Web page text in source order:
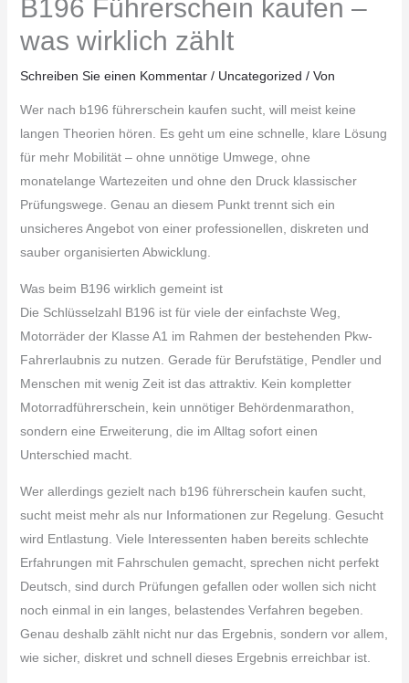
B196 Führerschein kaufen –
was wirklich zählt
Schreiben Sie einen Kommentar / Uncategorized / Von
Wer nach b196 führerschein kaufen sucht, will meist keine
langen Theorien hören. Es geht um eine schnelle, klare Lösung
für mehr Mobilität – ohne unnötige Umwege, ohne
monatelange Wartezeiten und ohne den Druck klassischer
Prüfungswege. Genau an diesem Punkt trennt sich ein
unsicheres Angebot von einer professionellen, diskreten und
sauber organisierten Abwicklung.
Was beim B196 wirklich gemeint ist
Die Schlüsselzahl B196 ist für viele der einfachste Weg,
Motorräder der Klasse A1 im Rahmen der bestehenden Pkw-
Fahrerlaubnis zu nutzen. Gerade für Berufstätige, Pendler und
Menschen mit wenig Zeit ist das attraktiv. Kein kompletter
Motorradführerschein, kein unnötiger Behördenmarathon,
sondern eine Erweiterung, die im Alltag sofort einen
Unterschied macht.
Wer allerdings gezielt nach b196 führerschein kaufen sucht,
sucht meist mehr als nur Informationen zur Regelung. Gesucht
wird Entlastung. Viele Interessenten haben bereits schlechte
Erfahrungen mit Fahrschulen gemacht, sprechen nicht perfekt
Deutsch, sind durch Prüfungen gefallen oder wollen sich nicht
noch einmal in ein langes, belastendes Verfahren begeben.
Genau deshalb zählt nicht nur das Ergebnis, sondern vor allem,
wie sicher, diskret und schnell dieses Ergebnis erreichbar ist.